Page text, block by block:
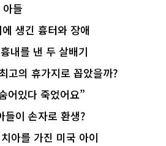
들
생긴 흉터와 장애
내를 낸 두 살배기
고의 휴가지로 꼽았을까?
어있다 죽었어요”
들이 손자로 환생?
아를 가진 미국 아이